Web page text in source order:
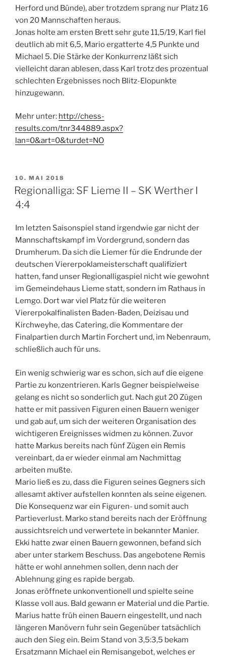
Herford und Bünde), aber trotzdem sprang nur Platz 16
von 20 Mannschaften heraus.
Jonas holte am ersten Brett sehr gute 11,5/19, Karl fiel
deutlich ab mit 6,5, Mario ergatterte 4,5 Punkte und
Michael 5. Die Stärke der Konkurrenz läßt sich
vielleicht daran ablesen, dass Karl trotz des prozentual
schlechten Ergebnisses noch Blitz-Elopunkte
hinzugewann.
Mehr unter: http://chess-
results.com/tnr344889.aspx?
lan=0&art=0&turdet=NO
VERÖFFENTLICHT
AM
10. MAI 2018
Regionalliga: SF Lieme II – SK Werther I
4:4
Im letzten Saisonspiel stand irgendwie gar nicht der
Mannschaftskampf im Vordergrund, sondern das
Drumherum. Da sich die Liemer für die Endrunde der
deutschen Viererpoklameisterschaft qualifiziert
hatten, fand unser Regionalligaspiel nicht wie gewohnt
im Gemeindehaus Lieme statt, sondern im Rathaus in
Lemgo. Dort war viel Platz für die weiteren
Viererpokalfinalisten Baden-Baden, Deizisau und
Kirchweyhe, das Catering, die Kommentare der
Finalpartien durch Martin Forchert und, im Nebenraum,
schließlich auch für uns.
Ein wenig schwierig war es schon, sich auf die eigene
Partie zu konzentrieren. Karls Gegner beispielweise
gelang es nicht so sonderlich gut. Nach gut 20 Zügen
hatte er mit passiven Figuren einen Bauern weniger
und gab auf, um sich der weiteren Organisation des
wichtigeren Ereignisses widmen zu können. Zuvor
hatte Markus bereits nach fünf Zügen ein Remis
vereinbart, da er wieder einmal am Nachmittag
arbeiten mußte.
Mario ließ es zu, dass die Figuren seines Gegners sich
allesamt aktiver aufstellen konnten als seine eigenen.
Die Konsequenz war ein Figuren- und somit auch
Partieverlust. Marko stand bereits nach der Eröffnung
aussichtsreich und verwertete in bekannter Manier.
Ekki hatte zwar einen Bauern gewonnen, befand sich
aber unter starkem Beschuss. Das angebotene Remis
hätte er wohl annehmen sollen, denn nach der
Ablehnung ging es rapide bergab.
Jonas eröffnete unkonventionell und spielte seine
Klasse voll aus. Bald gewann er Material und die Partie.
Marius hatte früh einen Bauern eingestellt, und nach
längeren Manövern fuhr sein Gegenüber tatsächlich
auch den Sieg ein. Beim Stand von 3,5:3,5 bekam
Ersatzmann Michael ein Remisangebot, welches er